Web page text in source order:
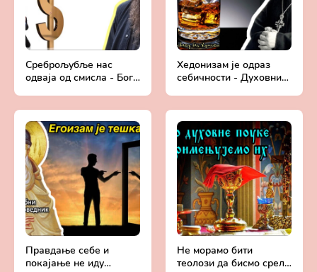
Среброљубље нас
одваја од смисла - Бога
Хедонизам је одраз
себичности - Духовни
Правдање себе и
покајање не иду
Не морамо бити
теолози да бисмо срели